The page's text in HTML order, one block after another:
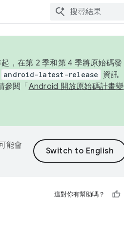
，在第 2 季和第 4 季將原始碼發
android-latest-release
資訊
閱「 Android 開放原始碼計畫變
能會
這對你有幫助嗎？